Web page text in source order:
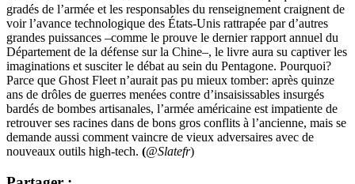
gradés de l’armée et les responsables du renseignement craignent de
voir l’avance technologique des États-Unis rattrapée par d’autres
grandes puissances –comme le prouve le dernier rapport annuel du
Département de la défense sur la Chine–, le livre aura su captiver les
imaginations et susciter le débat au sein du Pentagone. Pourquoi?
Parce que Ghost Fleet n’aurait pas pu mieux tomber: après quinze
ans de drôles de guerres menées contre d’insaisissables insurgés
bardés de bombes artisanales, l’armée américaine est impatiente de
retrouver ses racines dans de bons gros conflits à l’ancienne, mais se
demande aussi comment vaincre de vieux adversaires avec de
nouveaux outils high-tech. (@Slatefr)